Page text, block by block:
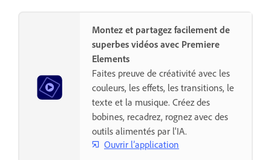
Montez et partagez facilement de
superbes vidéos avec Premiere
Elements
Faites preuve de créativité avec les
couleurs, les effets, les transitions, le
texte et la musique. Créez des
bobines, recadrez, rognez avec des
outils alimentés par l'IA.
Ouvrir l’application